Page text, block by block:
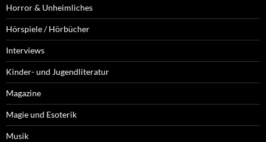
Horror & Unheimliches
Hörspiele / Hörbücher
Interviews
Kinder- und Jugendliteratur
Magazine
Magie und Esoterik
Musik